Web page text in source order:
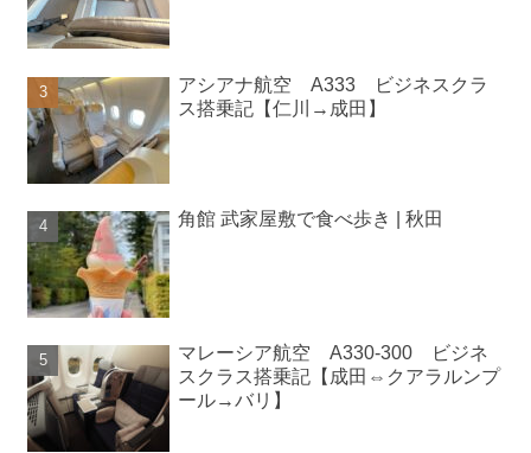
アシアナ航空 A333 ビジネスクラ
ス搭乗記【仁川→成田】
角館 武家屋敷で食べ歩き | 秋田
マレーシア航空 A330-300 ビジネ
スクラス搭乗記【成田⇔クアラルンプ
ール→バリ】